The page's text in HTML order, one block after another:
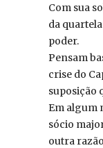
Com sua
da
poder.
Pensam
crise do
suposição
Em algum
sócio
outra